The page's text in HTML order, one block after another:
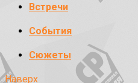
Встречи
События
Сюжеты
Наверх